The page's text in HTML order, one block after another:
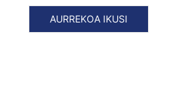
AURREKOA IKUSI